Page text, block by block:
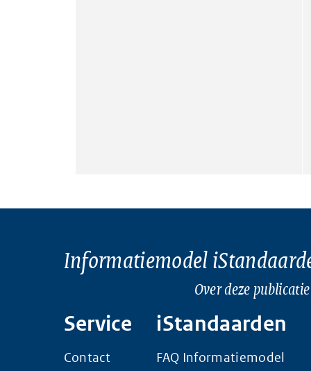
Informatiemodel
Over deze publicatie
Service
Contact
iStandaarden
FAQ Informatiemodel